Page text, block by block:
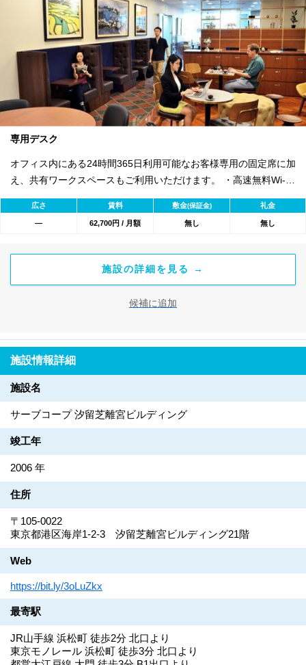
専用デスク
オフィス内にある24時間365日利用可能なお客様専用の固定席に加
え、共有ワークスペースもご利用いただけます。 ・高速無料Wi-Fi
・フリードリンク（コーヒー、紅茶、フルーツウォーター） ・ロ
ック可能なキャビネット無料 ・プリンタ、コピー機、スキャナを
すべてのデスクから利用可 ・オプションサービス:貸し住所オプシ
広さ 賃料 敷金(保証金) 礼金
― 62,700円 / 月額 無し 無し
施設の詳細を見る →
候補に追加
施設情報詳細
施設名
サーブコープ 汐留芝離宮ビルディング
竣工年
2006 年
住所
〒105-0022
東京都港区海岸1-2-3 汐留芝離宮ビルディング21階
Web
https://bit.ly/3oLuZkx
最寄駅
JR山手線 浜松町 徒歩2分 北口より
東京モノレール 浜松町 徒歩3分 北口より